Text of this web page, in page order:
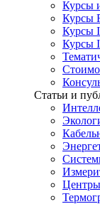
Курсы
Курсы
Курсы
Курсы
Статьи и